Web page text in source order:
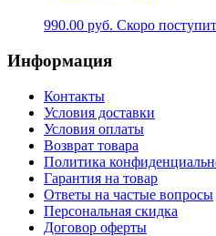
990.00 руб. Скоро поступит
Информация
Контакты
Условия доставки
Условия оплаты
Возврат товара
Политика
Гарантия на товар
Ответы на частые вопросы
Персональная скидка
Договор оферты